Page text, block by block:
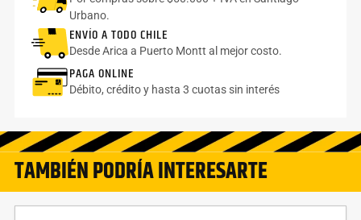
Urbano.
ENVÍO A TODO CHILE
Desde Arica a Puerto Montt al mejor costo.
PAGA ONLINE
Débito, crédito y hasta 3 cuotas sin interés
TAMBIÉN PODRÍA INTERESARTE